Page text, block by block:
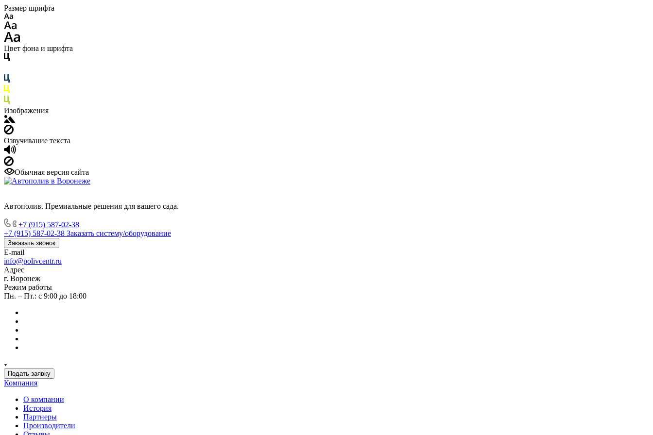
Размер шрифта
Цвет фона и шрифта
Изображения
Озвучивание текста
Обычная версия сайта
Автополив. Премиальные решения для вашего сада.
+7 (915) 587-02-38
+7 (915) 587-02-38 Заказать систему/оборудование
Заказать звонок
E-mail
info@polivcentr.ru
Адрес
г. Воронеж
Режим работы
Пн. – Пт.: с 9:00 до 18:00
Подать заявку
Компания
О компании
История
Партнеры
Производители